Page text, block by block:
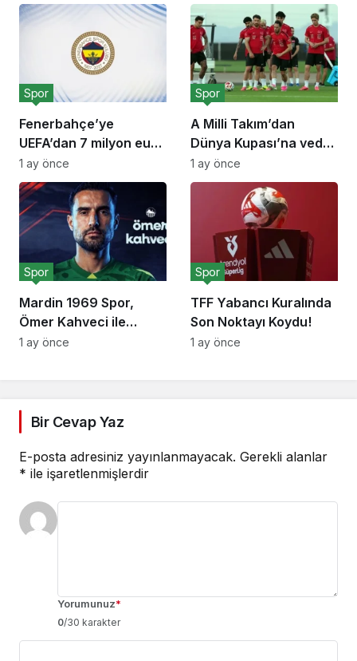
Fenerbahçe’ye
UEFA’dan 7 milyon euro
ceza!
Spor
1 ay önce
A Milli Takım’dan
Dünya Kupası’na veda
açıklaması
Spor
1 ay önce
Mardin 1969 Spor,
Ömer Kahveci ile
anlaştı!
Spor
1 ay önce
TFF Yabancı Kuralında
Son Noktayı Koydu!
Spor
1 ay önce
Bir Cevap Yaz
E-posta adresiniz yayınlanmayacak. Gerekli alanlar
* ile işaretlenmişlerdir
Yorumunuz*
0/30 karakter